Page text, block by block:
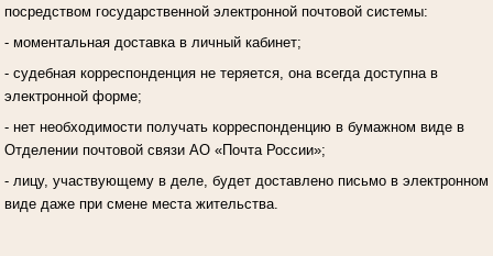
посредством государственной электронной почтовой системы:
- моментальная доставка в личный кабинет;
- судебная корреспонденция не теряется, она всегда доступна в
электронной форме;
- нет необходимости получать корреспонденцию в бумажном виде в
Отделении почтовой связи АО «Почта России»;
- лицу, участвующему в деле, будет доставлено письмо в электронном
виде даже при смене места жительства.